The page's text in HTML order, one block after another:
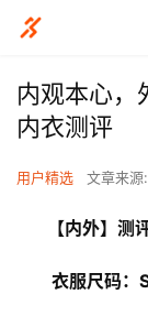
内观本心
内衣测评
用户精选 文章来源
【内外】测
衣服尺码：S/